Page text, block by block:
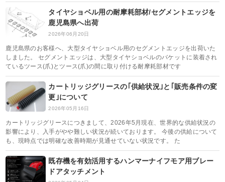
タイヤショベル用の耐摩耗部材/セグメントエッジを
鹿児島県へ出荷
2026年06月20日
鹿児島県のお客様へ、大型タイヤショベル用のセグメントエッジを出荷いた
しました。 セグメントエッジは、大型タイヤショベルのバケットに装着され
ているツース(爪)とツース(爪)の間に取り付ける耐摩耗部材です
カートリッジグリースの｢供給状況｣と｢販売条件の変
更｣について
2026年05月16日
カートリッジグリースにつきまして、2026年5月現在、世界的な供給状況の
影響により、入手がやや難しい状況が続いております。 今後の供給について
も、現時点では明確な改善時期が見通せていない状況です。 た
既存機を有効活用するハンマーナイフモア用ブレー
ドアタッチメント